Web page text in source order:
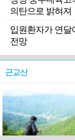
의탄으로 밝혀져
입원환자가 연달
전망
근교산